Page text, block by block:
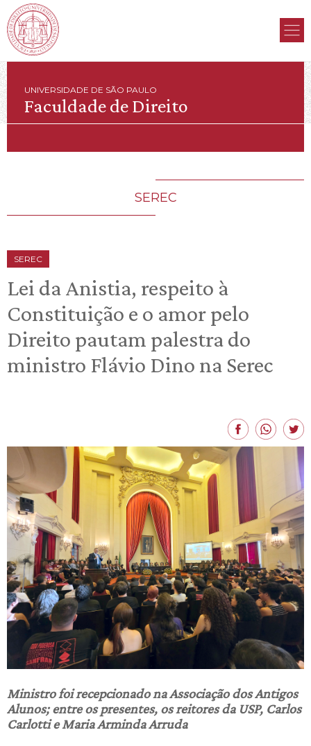
UNIVERSIDADE DE SÃO PAULO
Faculdade de Direito
SEREC
SEREC
Lei da Anistia, respeito à
Constituição e o amor pelo
Direito pautam palestra do
ministro Flávio Dino na Serec
Ministro foi recepcionado na Associação dos Antigos
Alunos; entre os presentes, os reitores da USP, Carlos
Carlotti e Maria Arminda Arruda